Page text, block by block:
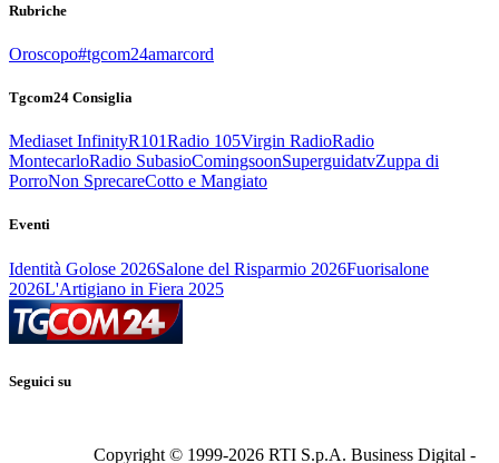
Rubriche
Oroscopo#tgcom24amarcord
Tgcom24 Consiglia
Mediaset InfinityR101Radio 105Virgin RadioRadio
MontecarloRadio SubasioComingsoonSuperguidatvZuppa di
PorroNon SprecareCotto e Mangiato
Eventi
Identità Golose 2026Salone del Risparmio 2026Fuorisalone
2026L'Artigiano in Fiera 2025
Seguici su
Copyright © 1999-2026 RTI S.p.A. Business Digital -